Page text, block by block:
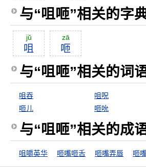
与“咀咂”相关的字
jŭ
咀
zā
咂
与“咀咂”相关的词
咀吞 咀呪
咂儿
咂吮
与“咀咂”相关的成
咀嚼英华 咂嘴咂舌 咂嘴弄唇 咂